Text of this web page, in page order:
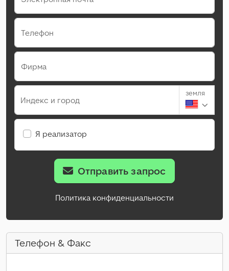
Телефон
Фирма
Индекс и город
земля
Я реализатор
Отправить запрос
Политика конфиденциальности
Телефон & Факс